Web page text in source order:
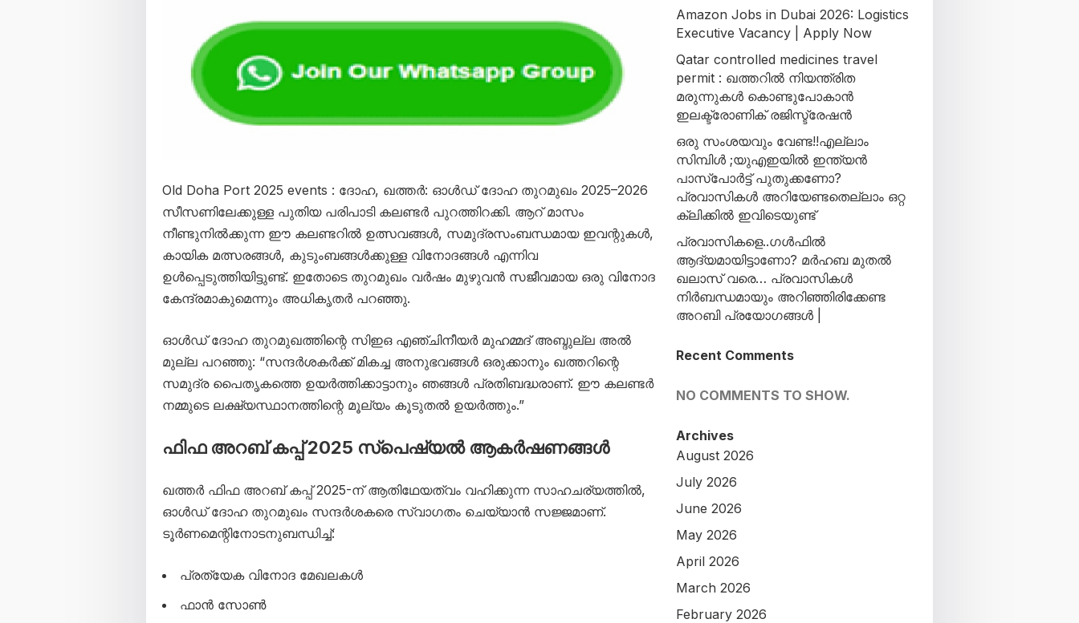
Old Doha Port 2025 events : ദോഹ, ഖത്തർ: ഓൾഡ് ദോഹ തുറമുഖം 2025–2026
സീസണിലേക്കുള്ള പുതിയ പരിപാടി കലണ്ടർ പുറത്തിറക്കി. ആറ് മാസം
നീണ്ടുനിൽക്കുന്ന ഈ കലണ്ടറിൽ ഉത്സവങ്ങൾ, സമുദ്രസംബന്ധമായ ഇവന്റുകൾ,
കായിക മത്സരങ്ങൾ, കുടുംബങ്ങൾക്കുള്ള വിനോദങ്ങൾ എന്നിവ
ഉൾപ്പെടുത്തിയിട്ടുണ്ട്. ഇതോടെ തുറമുഖം വർഷം മുഴുവൻ സജീവമായ ഒരു വിനോദ
കേന്ദ്രമാകുമെന്നും അധികൃതർ പറഞ്ഞു.
ഓൾഡ് ദോഹ തുറമുഖത്തിന്റെ സിഇഒ എഞ്ചിനീയർ മുഹമ്മദ് അബ്ദുല്ല അൽ
മുല്ല പറഞ്ഞു: “സന്ദർശകർക്ക് മികച്ച അനുഭവങ്ങൾ ഒരുക്കാനും ഖത്തറിന്റെ
സമുദ്ര പൈതൃകത്തെ ഉയർത്തിക്കാട്ടാനും ഞങ്ങൾ പ്രതിബദ്ധരാണ്. ഈ കലണ്ടർ
നമ്മുടെ ലക്ഷ്യസ്ഥാനത്തിന്റെ മൂല്യം കൂടുതൽ ഉയർത്തും.”
ഫിഫ അറബ് കപ്പ് 2025 സ്പെഷ്യൽ ആകർഷണങ്ങൾ
ഖത്തർ ഫിഫ അറബ് കപ്പ് 2025-ന് ആതിഥേയത്വം വഹിക്കുന്ന സാഹചര്യത്തിൽ,
ഓൾഡ് ദോഹ തുറമുഖം സന്ദർശകരെ സ്വാഗതം ചെയ്യാൻ സജ്ജമാണ്.
ടൂർണമെന്റിനോടനുബന്ധിച്ച്:
പ്രത്യേക വിനോദ മേഖലകൾ
ഫാൻ സോൺ
Amazon Jobs in Dubai 2026: Logistics
Executive Vacancy | Apply Now
Qatar controlled medicines travel
permit : ഖത്തറിൽ നിയന്ത്രിത
മരുന്നുകൾ കൊണ്ടുപോകാൻ
ഇലക്ട്രോണിക് രജിസ്ട്രേഷൻ
ഒരു സംശയവും വേണ്ട!!എല്ലാം
സിമ്പിൾ ;യുഎഇയിൽ ഇന്ത്യൻ
പാസ്‌പോർട്ട് പുതുക്കണോ?
പ്രവാസികൾ അറിയേണ്ടതെല്ലാം ഒറ്റ
ക്ലിക്കിൽ ഇവിടെയുണ്ട്
പ്രവാസികളെ..ഗള്‍ഫില്‍
ആദ്യമായിട്ടാണോ? മര്‍ഹബ മുതല്‍
ഖലാസ് വരെ… പ്രവാസികള്‍
നിര്‍ബന്ധമായും അറിഞ്ഞിരിക്കേണ്ട
അറബി പ്രയോഗങ്ങള്‍ |
Recent Comments
NO COMMENTS TO SHOW.
Archives
August 2026
July 2026
June 2026
May 2026
April 2026
March 2026
February 2026